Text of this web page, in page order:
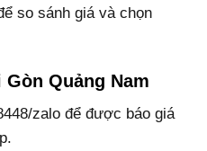
so sánh giá và chọn
Gòn Quảng Nam
zalo để được báo giá